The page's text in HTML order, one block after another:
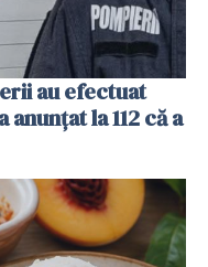
au efectuat
la 112 că a